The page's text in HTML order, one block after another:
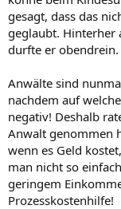
gesagt, dass das
geglaubt. Hinterher
durfte er obendrein.
Anwälte sind
nachdem auf
negativ! Deshalb
Anwalt genommen
wenn es Geld
man nicht so
geringem
Prozesskostenhilfe!